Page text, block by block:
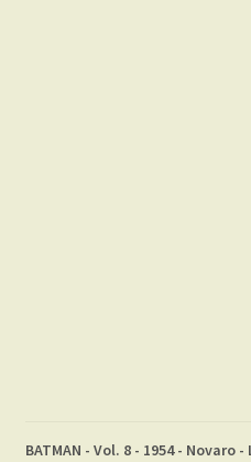
BATMAN - Vol. 8 - 1954 - Novaro